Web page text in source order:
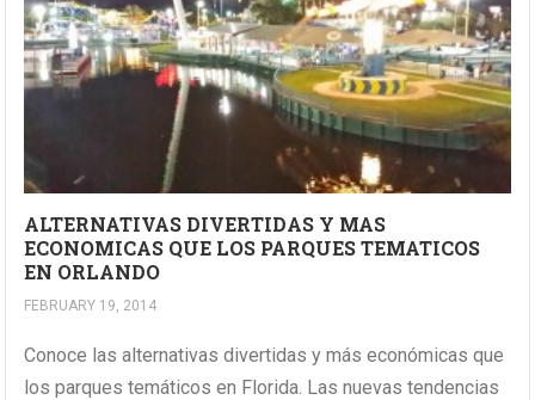
ALTERNATIVAS DIVERTIDAS Y MAS
ECONOMICAS QUE LOS PARQUES TEMATICOS
EN ORLANDO
FEBRUARY 19, 2014
Conoce las alternativas divertidas y más económicas que
los parques temáticos en Florida. Las nuevas tendencias